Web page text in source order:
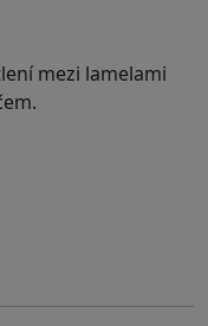
mezi lamelami